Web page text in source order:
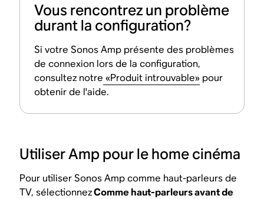
Vous rencontrez un problème
durant la configuration?
Si votre Sonos Amp présente des problèmes
de connexion lors de la configuration,
consultez notre «Produit introuvable» pour
obtenir de l'aide.
Utiliser Amp pour le home cinéma
Pour utiliser Sonos Amp comme haut-parleurs de
TV, sélectionnezComme haut-parleurs avant de